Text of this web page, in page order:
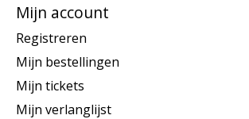
Mijn account
Registreren
Mijn bestellingen
Mijn tickets
Mijn verlanglijst